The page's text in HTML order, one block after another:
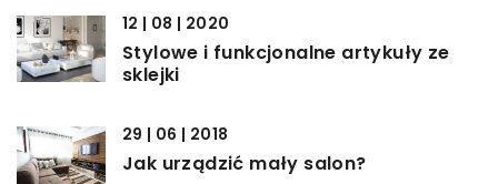
12 | 08 | 2020
Stylowe i funkcjonalne artykuły ze
sklejki
29 | 06 | 2018
Jak urządzić mały salon?